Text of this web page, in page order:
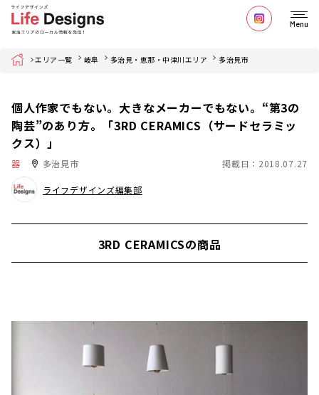
Menu
Home エリア一覧 岐阜 多治見・恵那・中津川エリア 多治見市
個人作家でもない。大きなメーカーでもない。“第3の
陶芸”のあり方。「3RD CERAMICS（サードセラミッ
クス）」
器 多治見市 掲載日：2018.07.27
ライフデザインズ編集部
3RD CERAMICSの商品